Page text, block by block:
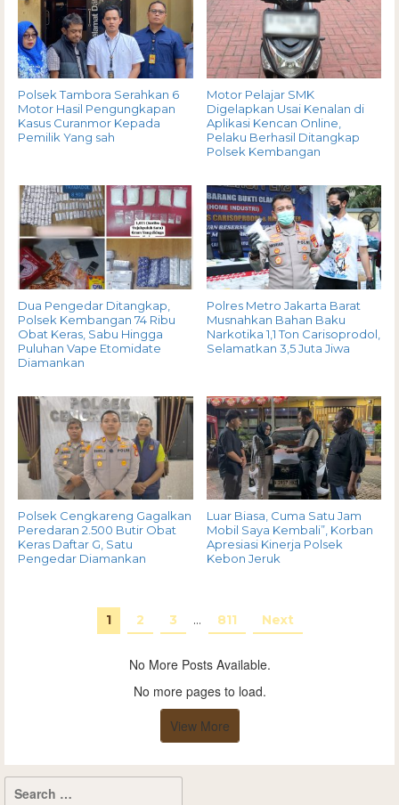
Polsek Tambora Serahkan 6
Motor Hasil Pengungkapan
Kasus Curanmor Kepada
Pemilik Yang sah
Motor Pelajar SMK
Digelapkan Usai Kenalan di
Aplikasi Kencan Online,
Pelaku Berhasil Ditangkap
Polsek Kembangan
Dua Pengedar Ditangkap,
Polsek Kembangan 74 Ribu
Obat Keras, Sabu Hingga
Puluhan Vape Etomidate
Diamankan
Polres Metro Jakarta Barat
Musnahkan Bahan Baku
Narkotika 1,1 Ton Carisoprodol,
Selamatkan 3,5 Juta Jiwa
Polsek Cengkareng Gagalkan
Peredaran 2.500 Butir Obat
Keras Daftar G, Satu
Pengedar Diamankan
Luar Biasa, Cuma Satu Jam
Mobil Saya Kembali”, Korban
Apresiasi Kinerja Polsek
Kebon Jeruk
1 2 3 … 811 Next
No More Posts Available.
No more pages to load.
View More